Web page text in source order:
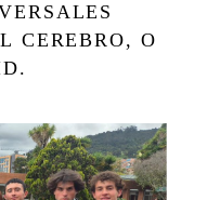
CEREBRO, O